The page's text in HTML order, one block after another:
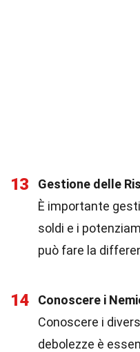
13
Gestione delle
È importante
soldi e i
può fare la
14
Conoscere i
Conoscere i
debolezze è